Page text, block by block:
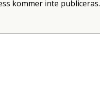
kommer inte publiceras.